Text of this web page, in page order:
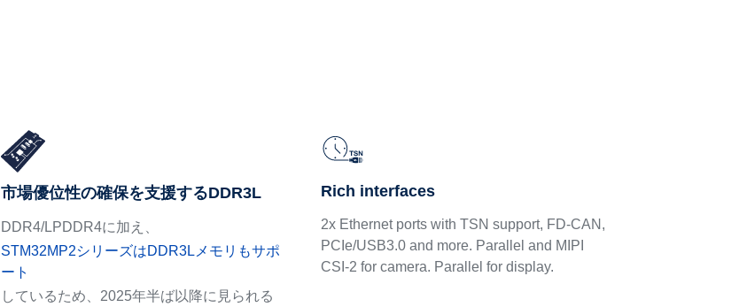
市場優位性の確保を支援するDDR3L
DDR4/LPDDR4に加え、
STM32MP2シリーズはDDR3Lメモリもサポ
ート
しているため、2025年半ば以降に見られる
Rich interfaces
2x Ethernet ports with TSN support, FD-CAN,
PCIe/USB3.0 and more. Parallel and MIPI
CSI-2 for camera. Parallel for display.